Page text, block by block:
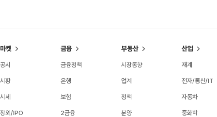
마켓
공시
시황
시세
장외/IPO
금융
금융정책
은행
보험
2금융
부동산
시장동향
업계
정책
분양
산업
재계
전자/통신/IT
자동차
중화학